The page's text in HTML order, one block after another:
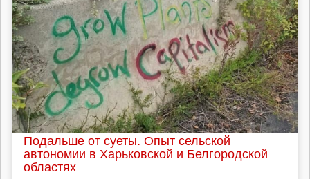
Подальше от суеты. Опыт сельской
автономии в Харьковской и Белгородской
областях